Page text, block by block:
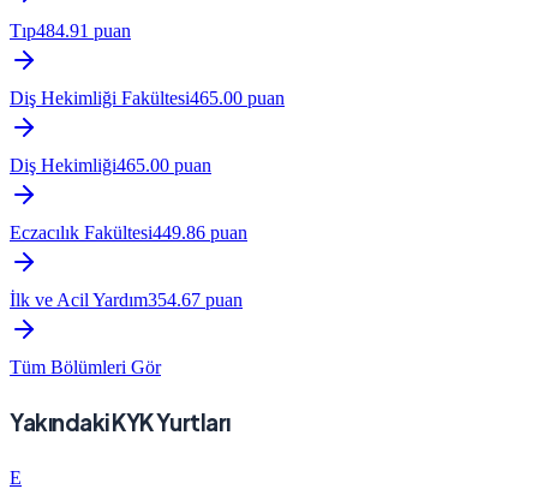
Tıp484.91 puan
Diş Hekimliği Fakültesi465.00 puan
Diş Hekimliği465.00 puan
Eczacılık Fakültesi449.86 puan
İlk ve Acil Yardım354.67 puan
Tüm Bölümleri Gör
Yakındaki KYK Yurtları
E